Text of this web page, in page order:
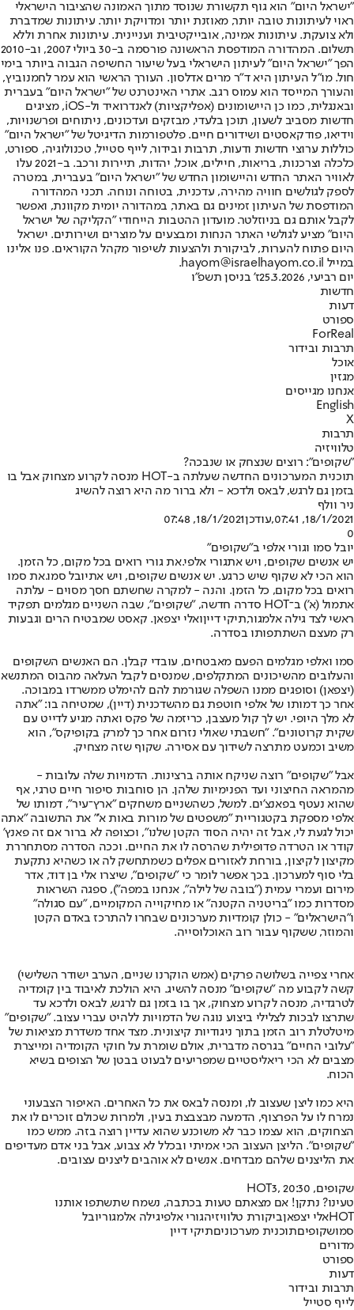
"ישראל היום" הוא גוף תקשורת שנוסד מתוך האמונה שהציבור הישראלי
ראוי לעיתונות טובה יותר, מאוזנת יותר ומדויקת יותר. עיתונות שמדברת
ולא צועקת. עיתונות אמינה, אובייקטיבית ועניינית. עיתונות אחרת וללא
תשלום. המהדורה המודפסת הראשונה פורסמה ב-30 ביולי 2007, וב-2010
הפך "ישראל היום" לעיתון הישראלי בעל שיעור החשיפה הגבוה ביותר בימי
חול. מו"ל העיתון היא ד"ר מרים אדלסון. העורך הראשי הוא עמר לחמנוביץ,
והעורך המייסד הוא עמוס רגב. אתרי האינטרנט של "ישראל היום" בעברית
ובאנגלית, כמו כן היישומונים (אפליקציות) לאנדרואיד ול-iOS, מציגים
חדשות מסביב לשעון, תוכן בלעדי, מבזקים ועדכונים, ניתוחים ופרשנויות,
וידיאו, פודקאסטים ושידורים חיים. פלטפורמות הדיגיטל של "ישראל היום"
כוללות ערוצי חדשות ודעות, תרבות ובידור, לייף סטייל, טכנולוגיה, ספורט,
כלכלה וצרכנות, בריאות, חיילים, אוכל, יהדות, תיירות ורכב. ב-2021 עלו
לאוויר האתר החדש והיישומון החדש של "ישראל היום" בעברית, במטרה
לספק לגולשים חוויה מהירה, עדכנית, בטוחה ונוחה. תכני המהדורה
המודפסת של העיתון זמינים גם באתר, במהדורה יומית מקוונת, ואפשר
לקבל אותם גם בניוזלטר. מועדון ההטבות הייחודי "הקליקה של ישראל
היום" מציע לגולשי האתר הנחות ומבצעים על מוצרים ושירותים. ישראל
היום פתוח להערות, לביקורת ולהצעות לשיפור מקהל הקוראים. פנו אלינו
במייל hayom@israelhayom.co.il.
יום רביעי, 25.3.2026
ז' בניסן תשפ"ו
חדשות
דעות
ספורט
ForReal
תרבות ובידור
אוכל
מגזין
אנחנו מגייסים
English
X
תרבות
טלוויזיה
"שקופים": רוצים שנצחק או שנבכה?
תוכנית המערכונים החדשה שעלתה ב-HOT מנסה לקרוע מצחוק אבל בו
בזמן גם לרגש, לבאס ולדכא - ולא ברור מה היא רוצה להשיג
ניר וולף
18/1/2021, 07:41
,עודכן18/1/2021, 07:48
0
יובל סמו וגורי אלפי ב"שקופים"
יש אנשים שקופים, ויש אתגורי אלפי.את גורי רואים בכל מקום, כל הזמן.
הוא הכי לא שקוף שיש כרגע. יש אנשים שקופים, ויש אתיובל סמו.את סמו
רואים בכל מקום, כל הזמן. והנה - למקרה שחשתם חסך מסוים - עלתה
אתמול (א') ב־HOT סדרה חדשה, "שקופים", שבה השניים מגלמים תפקיד
ראשי לצד גילה אלמגור,תיקי דייןואלי יצפאן. קאסט שמבטיח הרים וגבעות
רק מעצם השתתפותו בסדרה.
סמו ואלפי מגלמים הפעם מאבטחים, עובדי קבלן. הם האנשים השקופים
והעלובים מהשיכונים המתקלפים, שמנסים לקבל העלאה מהבוס המתנשא
(יצפאן) וסופגים ממנו השפלה שגורמת להם להימלט ממשרדו במבוכה.
אחר כך דמותו של אלפי חוטפת גם מהשדכנית (דיין), שמטיחה בו: "אתה
לא מלך היופי. יש לך קול מעצבן, כריזמה של פקס ואתה מגיע לדייט עם
שקית קרוטונים". "חשבתי שאולי נזרום אחר כך למרק בקופיקס", הוא
משיב וכמעט מתרצה לשידוך עם אסירה. שקוף שזה מצחיק.
אבל "שקופים" רוצה שניקח אותה ברצינות. הדמויות שלה עלובות -
מהמראה החיצוני ועד הפנימיות שלהן. הן סוחבות סיפור חיים טרגי, אף
שהוא נעטף בפאנצ'ים. למשל, כשהשניים משחקים "ארץ־עיר", דמותו של
אלפי מספקת בקטגוריית "משפטים של מורות באות א'" את התשובה "אתה
יכול לגעת לי, אבל זה יהיה הסוד הקטן שלנו", וכצופה לא ברור אם זה פאנץ'
קודר או הטרדה פדופילית שהרסה לו את החיים. וככה הסדרה מסתחררת
מקיצון לקיצון, בורחת לאזורים אפלים כשמתחשק לה או כשהיא נתקעת
בלי סוף למערכון. בכך אפשר לומר כי "שקופים", שיצרו אלי בן דוד, אדר
מירום ועמרי עמית ("בובה של לילה", אנחנו במפה"), ספגה השראות
מסדרות כמו "בריטניה הקטנה" או מחיקוייה המקומיים, "עם סגולה"
ו"הישראלים" - כולן קומדיות מערכונים שבחרו להתרכז באדם הקטן
והמוזר, ששקוף עבור רוב האוכלוסייה.
אחרי צפייה בשלושה פרקים (אמש הוקרנו שניים, הערב ישודר השלישי)
קשה לקבוע מה "שקופים" מנסה להשיג. היא הולכת לאיבוד בין קומדיה
לטרגדיה, מנסה לקרוע מצחוק, אך בו בזמן גם לרגש, לבאס ולדכא עד
שתרצו לבכות לצלילי ביצוע נוגה של הדמויות ללהיט עברי עצוב. "שקופים"
מיטלטלת רוב הזמן בתוך ניגודיות קיצונית. מצד אחד משדרת מציאות של
"עלובי החיים" בגרסה מדברית, אולם שומרת על חוקי הקומדיה ומייצרת
מצבים לא הכי ריאליסטיים שמפריעים לבעוט בבטן של הצופים בשיא
הכוח.
היא כמו ליצן שעצוב לו, ומנסה לבאס את כל האחרים. האיפור הצבעוני
נמרח לו על הפרצוף, הדמעה מבצבצת בעין, ולמרות שכולם זוכרים לו את
הצחוקים, הוא עצמו כבר לא משוכנע שהוא עדיין רוצה בזה. ממש כמו
"שקופים". הליצן העצוב הכי אמיתי ובכלל לא צבוע, אבל בני אדם מעדיפים
את הליצנים שלהם מבדחים. אנשים לא אוהבים ליצנים עצובים.
שקופים, HOT3, 20:30
טעינו? נתקן! אם מצאתם טעות בכתבה, נשמח שתשתפו אותנו
HOTאלי יצפאןביקורת טלוויזיהגורי אלפיגילה אלמגוריובל
סמושקופיםתוכנית מערכוניםתיקי דיין
מדורים
ספורט
דעות
תרבות ובידור
לייף סטייל